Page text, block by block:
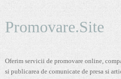
Promovare.Site
Oferim servicii de promovare online,
si publicarea de comunicate de presa si